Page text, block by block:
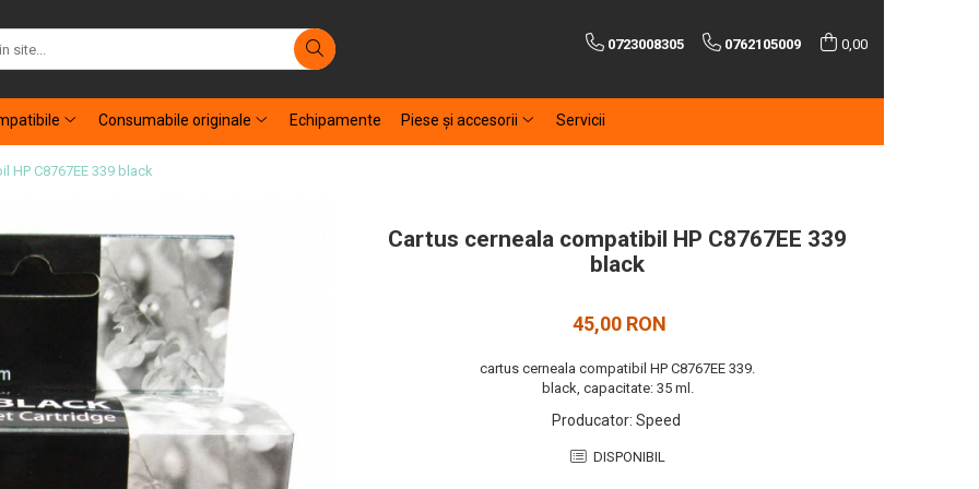
0723008305 0762105009 0,00
Consumabile originale Echipamente Piese şi accesorii Servicii
HP C8767EE 339 black
Cartus cerneala compatibil HP C8767EE 339
black
45,00 RON
cartus cerneala compatibil HP C8767EE 339.
black, capacitate: 35 ml.
Producator: Speed
DISPONIBIL